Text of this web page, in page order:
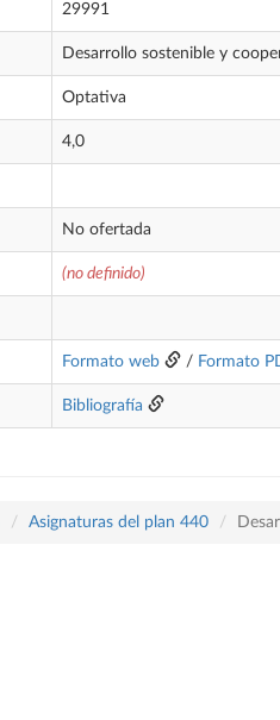
29991
Desarrollo sostenible y
Optativa
4,0
No ofertada
(no definido)
Formato web / Formato
Bibliografía
Asignaturas del plan 440